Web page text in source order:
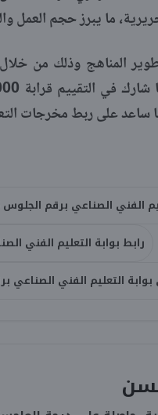
ساعد على ربط مخرجات
الفني الصناعي برقم الجلوس 2025
رابط بوابة التعليم الفني
التعليم الفني الصناعي